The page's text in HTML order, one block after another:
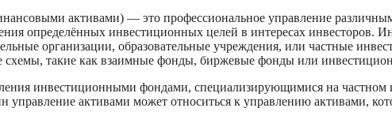
активами) — это профессиональное управление
определённых инвестиционных целей в интересах инвесторов.
организации, образовательные учреждения, или частные
схемы, такие как взаимные фонды, биржевые фонды или
инвестиционными фондами, специализирующимися на частном
активами может относиться к управлению активами,